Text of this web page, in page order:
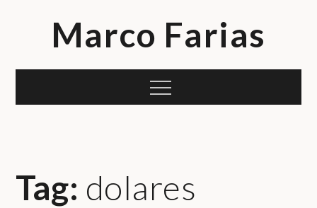
Marco Farias
Menu
Tag: dolares